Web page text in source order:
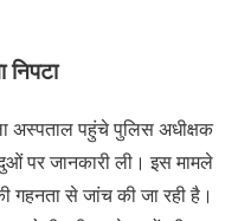
अस्पताल पहुंचे पुलिस अधीक्षक
पर जानकारी ली। इस मामले
गहनता से जांच की जा रही है।